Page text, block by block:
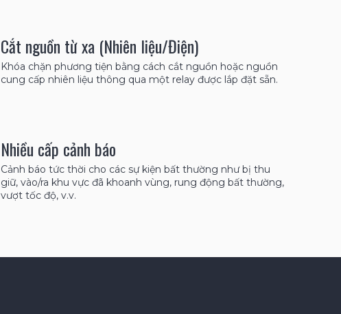
Cắt nguồn từ xa (Nhiên liệu/Điện)
Khóa chặn phương tiện bằng cách cắt nguồn hoặc nguồn
cung cấp nhiên liệu thông qua một relay được lắp đặt sẵn.
Nhiều cấp cảnh báo
Cảnh báo tức thời cho các sự kiện bất thường như bị thu
giữ, vào/ra khu vực đã khoanh vùng, rung động bất thường,
vượt tốc độ, v.v.